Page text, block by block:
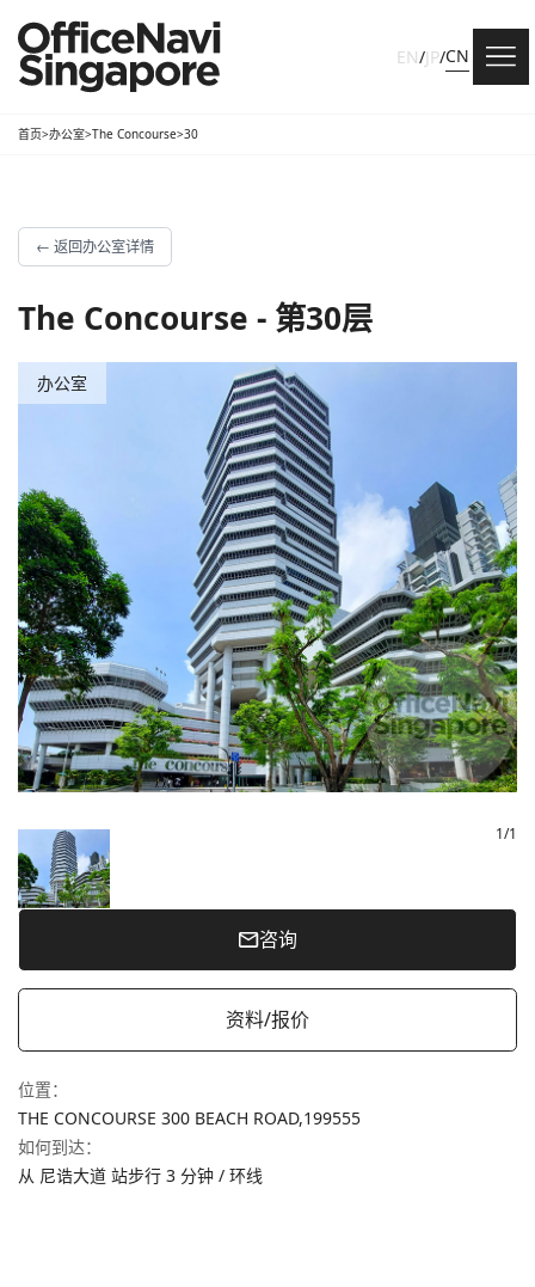
EN/JP/CN
首页>办公室>The Concourse>30
← 返回办公室详情
The Concourse - 第30层
办公室
1/1
咨询
资料/报价
位置：
THE CONCOURSE 300 BEACH ROAD,199555
如何到达：
从 尼诰大道 站步行 3 分钟 / 环线